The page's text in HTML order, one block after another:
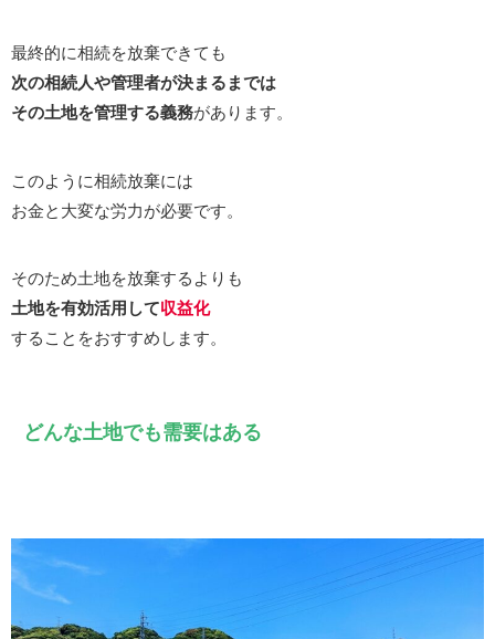
最終的に相続を放棄できても
次の相続人や管理者が決まるまでは
その土地を管理する義務があります。
このように相続放棄には
お金と大変な労力が必要です。
そのため土地を放棄するよりも
土地を有効活用して収益化
することをおすすめします。
どんな土地でも需要はある